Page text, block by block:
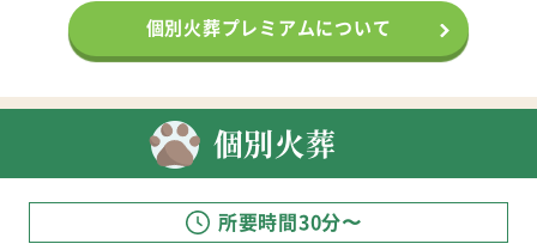
個別火葬プレミアムについて
個別火葬
所要時間30分〜